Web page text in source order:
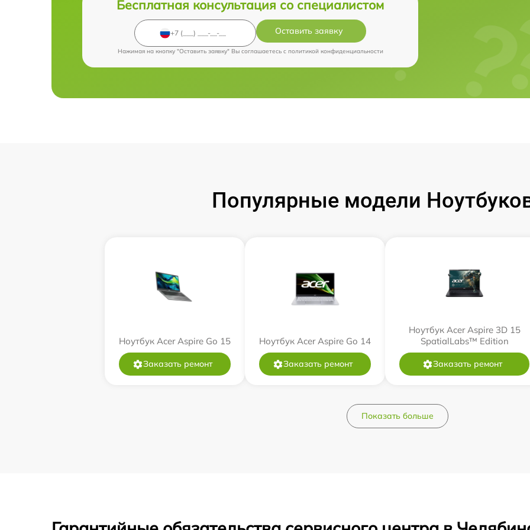
Бесплатная консультация со специалистом
Оставить заявку
Нажимая на кнопку "Оставить заявку" Вы соглашаетесь c политикой конфиденциальности
Популярные модели
Ноутбук Acer Aspire Go 15
Заказать ремонт
Ноутбук Acer Aspire Go 14
Заказать ремонт
Ноутбук Acer Aspire 3D 15
SpatialLabs™ Edition
Заказать ремонт
Показать больше